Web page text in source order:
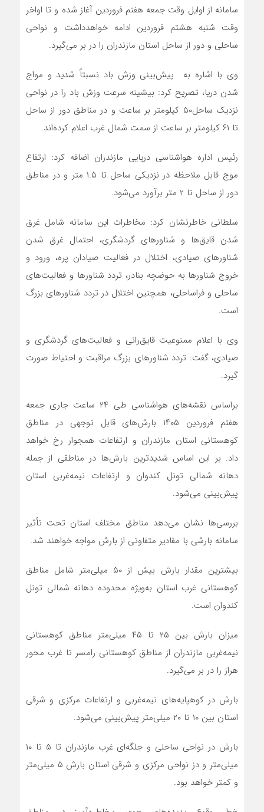
سامانه از اوایل وقت جمعه هفتم فروردین آغاز شده و تا اواخر
وقت شنبه هشتم فروردین ادامه خواهدداشت و نواحی
ساحلی و دور از ساحل استان مازندران را در بر می‌گیرد.
وی با اشاره به پیش‌بینی وزش باد نسبتاً شدید و مواج
شدن دریا، تصریح کرد: بیشینه سرعت وزش باد را در نواحی
نزدیک ساحل۵۰ کیلومتر بر ساعت و در مناطق دور از ساحل
تا ۶۱ کیلومتر بر ساعت از سمت شمال غرب اعلام کرده‌اند.
رئیس اداره هواشناسی دریایی مازندران اضافه کرد: ارتفاع
موج قابل ملاحظه در نزدیکی ساحل تا ۱.۵ متر و در مناطق
دور از ساحل تا ۲ متر برآورد می‌شود.
سلطانی خاطرنشان کرد: مخاطرات این سامانه شامل غرق
شدن قایق‌ها و شناورهای گردشگری، احتمال غرق شدن
شناورهای صیادی، اختلال در فعالیت صیادان پره، ورود و
خروج شناورها به حوضچه بنادر، تردد شناورها و فعالیت‌های
ساحلی و فراساحلی، همچنین اختلال در تردد شناورهای بزرگ
است.
وی با اعلام ممنوعیت قایق‌رانی و فعالیت‌های گردشگری و
صیادی، گفت: تردد شناورهای بزرگ مراقبت و احتیاط صورت
گیرد.
براساس نقشه‌های هواشناسی طی ۲۴ ساعت جاری جمعه
هفتم فروردین ۱۴۰۵ بارش‌های قابل توجهی در مناطق
کوهستانی استان مازندران و ارتفاعات همجوار رخ خواهد
داد. بر این اساس شدیدترین بارش‌ها در مناطقی از جمله
دهانه شمالی تونل کندوان و ارتفاعات نیمه‌غربی استان
پیش‌بینی می‌شود.
بررسی‌ها نشان می‌دهد مناطق مختلف استان تحت تأثیر
سامانه بارشی با مقادیر متفاوتی از بارش مواجه خواهند شد.
بیشترین مقدار بارش بیش از ۵۰ میلی‌متر شامل مناطق
کوهستانی غرب استان به‌ویژه محدوده دهانه شمالی تونل
کندوان است.
میزان بارش بین ۲۵ تا ۴۵ میلی‌متر مناطق کوهستانی
نیمه‌غربی مازندران از مناطق کوهستانی رامسر تا غرب محور
هراز را در بر می‌گیرد.
بارش در کوهپایه‌های نیمه‌غربی و ارتفاعات مرکزی و شرقی
استان بین ۱۰ تا ۲۰ میلی‌متر پیش‌بینی می‌شود.
بارش در نواحی ساحلی و جلگه‌ای غرب مازندران تا ۵ تا ۱۰
میلی‌متر و دز نواحی مرکزی و شرقی استان بارش ۵ میلی‌متر
و کمتر خواهد بود.